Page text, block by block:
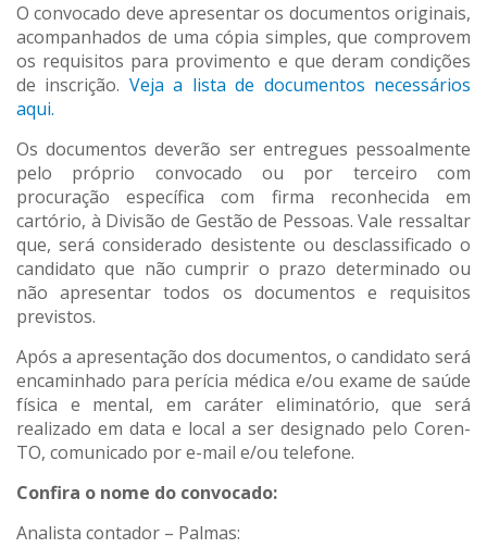
O convocado deve apresentar os documentos originais,
acompanhados de uma cópia simples, que comprovem
os requisitos para provimento e que deram condições
de inscrição. Veja a lista de documentos necessários
aqui.
Os documentos deverão ser entregues pessoalmente
pelo próprio convocado ou por terceiro com
procuração específica com firma reconhecida em
cartório, à Divisão de Gestão de Pessoas. Vale ressaltar
que, será considerado desistente ou desclassificado o
candidato que não cumprir o prazo determinado ou
não apresentar todos os documentos e requisitos
previstos.
Após a apresentação dos documentos, o candidato será
encaminhado para perícia médica e/ou exame de saúde
física e mental, em caráter eliminatório, que será
realizado em data e local a ser designado pelo Coren-
TO, comunicado por e-mail e/ou telefone.
Confira o nome do convocado:
Analista contador – Palmas: